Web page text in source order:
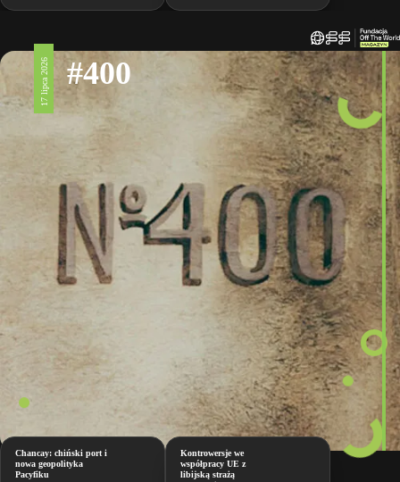
17 lipca 2026 #400
Chancay: chiński port i
nowa geopolityka
Pacyfiku
Kontrowersje we
współpracy UE z
libijską strażą